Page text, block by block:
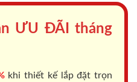
ƯU ĐÃI tháng
khi thiết kế lắp đặt trọn